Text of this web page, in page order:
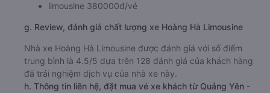
limousine 380000đ/vé
g. Review, đánh giá chất lượng xe Hoàng Hà Limousine
Nhà xe Hoàng Hà Limousine được đánh giá với số điểm
trung bình là 4.5/5 dựa trên 128 đánh giá của khách hàng
đã trải nghiệm dịch vụ của nhà xe này.
h. Thông tin liên hệ, đặt mua vé xe khách từ Quảng Yên -